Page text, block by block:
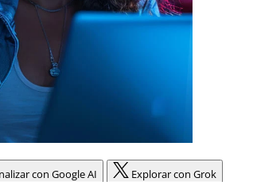
con Google AI Explorar con Grok